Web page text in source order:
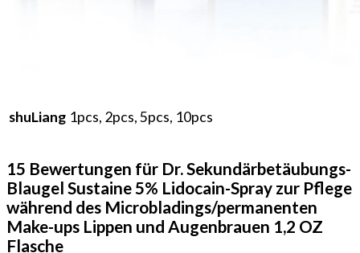
shuLiang 1pcs, 2pcs, 5pcs, 10pcs
15 Bewertungen für Dr. Sekundärbetäubungs-
Blaugel Sustaine 5% Lidocain-Spray zur Pflege
während des Microbladings/permanenten
Make-ups Lippen und Augenbrauen 1,2 OZ
Flasche